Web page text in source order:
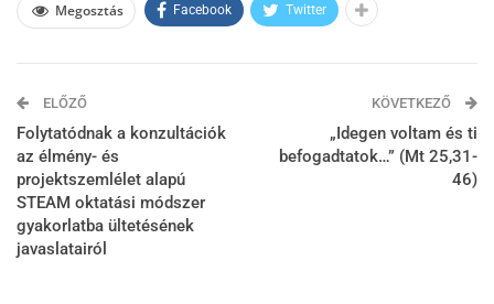
Megosztás Facebook Twitter
ELŐZŐ
Folytatódnak a konzultációk
az élmény- és
projektszemlélet alapú
STEAM oktatási módszer
gyakorlatba ültetésének
javaslatairól
KÖVETKEZŐ
„Idegen voltam és ti
befogadtatok…” (Mt 25,31-
46)